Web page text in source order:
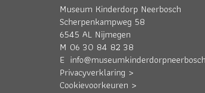
Museum Kinderdorp Neerbosch
Scherpenkampweg 58
6545 AL Nijmegen
M 06 30 84 82 38
E
Privacyverklaring >
Cookievoorkeuren >